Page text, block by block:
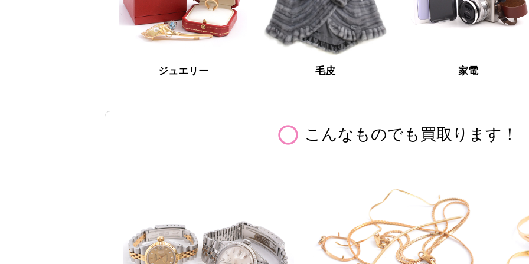
ジュエリー 毛皮 家電
panorama_fish_eye こんなものでも買取ります！